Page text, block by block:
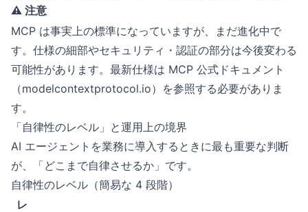
⚠️ 注意
MCP は事実上の標準になっていますが、まだ進化中で
す。仕様の細部やセキュリティ・認証の部分は今後変わる
可能性があります。最新仕様は MCP 公式ドキュメント
（modelcontextprotocol.io）を参照する必要がありま
す。
「自律性のレベル」と運用上の境界
AI エージェントを業務に導入するときに最も重要な判断
が、「どこまで自律させるか」です。
自律性のレベル（簡易な 4 段階）
レ